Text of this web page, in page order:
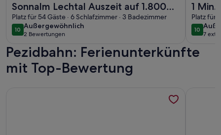
Sonnalm Lechtal Auszeit auf 1.800m
umringt von der Schönheit der
Lechtaler Alpen
Platz für 54 Gäste · 6 Schlafzimmer · 3 Badezimmer
1010 von 10
Außergewöhnlich
außergewöhnlich
2 Bewertungen
(2
bewertungen)
1
mit
Platz für
1010 von
7
Pezidbahn: Ferienunterkünfte
mit Top-Bewertung